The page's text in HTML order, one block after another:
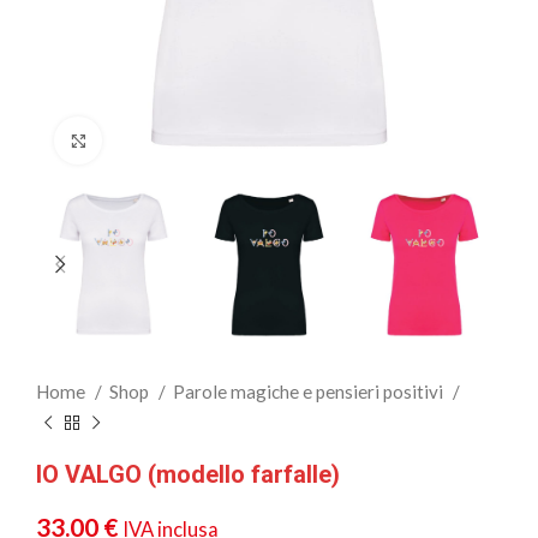
Clicca per ingrandire
Home Shop Parole magiche e pensieri positivi
IO VALGO (modello farfalle)
33.00 € IVA inclusa